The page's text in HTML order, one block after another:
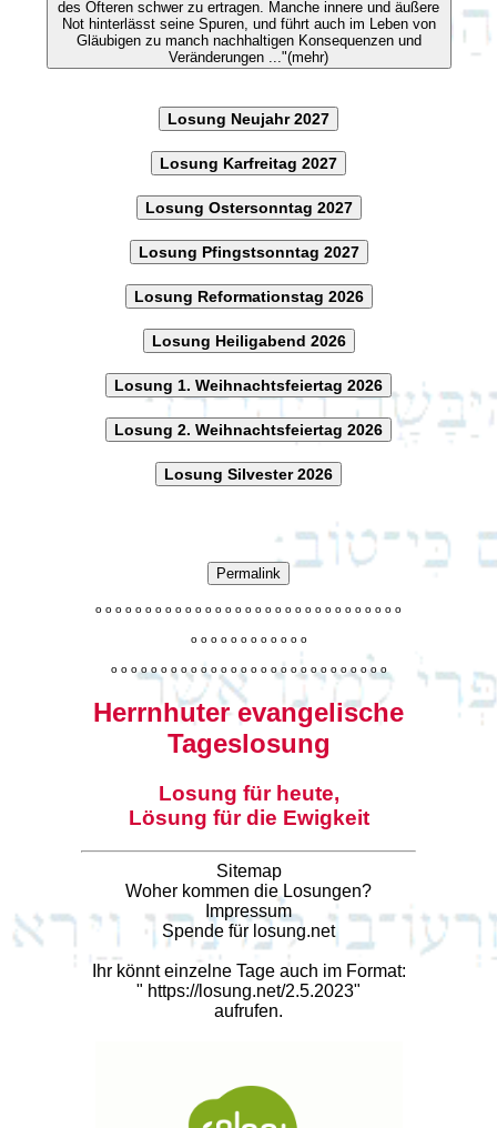
des Öfteren schwer zu ertragen. Manche innere und äußere
Not hinterlässt seine Spuren, und führt auch im Leben von
Gläubigen zu manch nachhaltigen Konsequenzen und
Veränderungen ..."(mehr)
Losung Neujahr 2027
Losung Karfreitag 2027
Losung Ostersonntag 2027
Losung Pfingstsonntag 2027
Losung Reformationstag 2026
Losung Heiligabend 2026
Losung 1. Weihnachtsfeiertag 2026
Losung 2. Weihnachtsfeiertag 2026
Losung Silvester 2026
Permalink
o o o o o o o o o o o o o o o o o o o o o o o o o o o o o o o
o o o o o o o o o o o o
o o o o o o o o o o o o o o o o o o o o o o o o o o o o
Herrnhuter evangelische
Tageslosung
Losung für heute,
Lösung für die Ewigkeit
Sitemap
Woher kommen die Losungen?
Impressum
Spende für losung.net
Ihr könnt einzelne Tage auch im Format:
" https://losung.net/2.5.2023"
aufrufen.